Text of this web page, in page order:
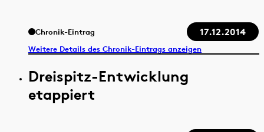
Chronik-Eintrag 17.12.2014
Weitere Details des Chronik-Eintrags anzeigen
Dreispitz-Entwicklung
etappiert